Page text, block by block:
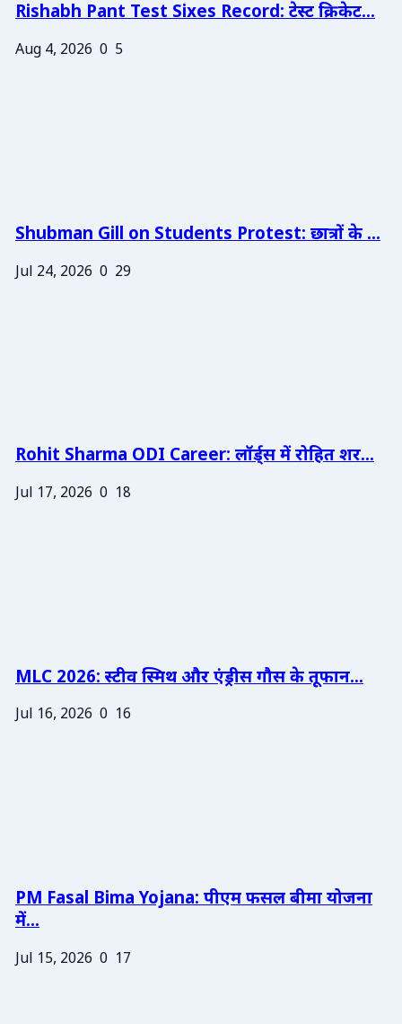
Rishabh Pant Test Sixes Record: टेस्ट क्रिकेट...
Aug 4, 2026 0 5
Shubman Gill on Students Protest: छात्रों के ...
Jul 24, 2026 0 29
Rohit Sharma ODI Career: लॉर्ड्स में रोहित शर...
Jul 17, 2026 0 18
MLC 2026: स्टीव स्मिथ और एंड्रीस गौस के तूफान...
Jul 16, 2026 0 16
PM Fasal Bima Yojana: पीएम फसल बीमा योजना
में...
Jul 15, 2026 0 17